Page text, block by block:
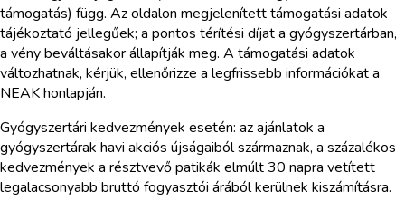
támogatás) függ. Az oldalon megjelenített támogatási adatok
tájékoztató jellegűek; a pontos térítési díjat a gyógyszertárban,
a vény beváltásakor állapítják meg. A támogatási adatok
változhatnak, kérjük, ellenőrizze a legfrissebb információkat a
NEAK honlapján.
Gyógyszertári kedvezmények esetén: az ajánlatok a
gyógyszertárak havi akciós újságaiból származnak, a százalékos
kedvezmények a résztvevő patikák elmúlt 30 napra vetített
legalacsonyabb bruttó fogyasztói árából kerülnek kiszámításra.